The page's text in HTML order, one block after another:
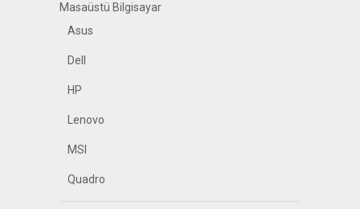
Masaüstü Bilgisayar
Asus
Dell
HP
Lenovo
MSI
Quadro